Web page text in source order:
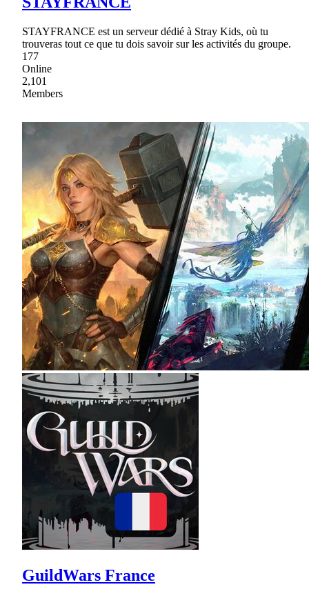
STAYFRANCE est un serveur dédié à Stray Kids, où tu
trouveras tout ce que tu dois savoir sur les activités du groupe.
177
Online
2,101
Members
GuildWars France